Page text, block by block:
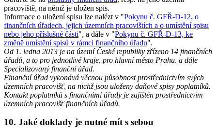
pracoviště, na němž je uložen spis.
Informace o uložení spisu lze nalézt v "Pokynu č. GFŘ-D-12, o
finančních úřadech, jejich územních pracovištích a o umístění spisu
nebo jeho příslušné části", a dále v "Pokynu č. GFŘ-D-13, ke
změně umístění spisů v rámci finančního úřadu".
Od 1. ledna 2013 je na území České republiky zřízeno 14 finančních
úřadů, a to pro jednotlivé kraje, pro hlavní město Prahu, a dále
Specializovaný finanční úřad.
Finanční úřad vykonává věcnou působnost prostřednictvím svých
územních pracovišť, na nichž jsou uloženy daňové spisy poplatníků.
Kontakt poplatníků s finančními úřady je zajištěn prostřednictvím
územních pracovišť finančních úřadů.
10. Jaké doklady je nutné mít s sebou